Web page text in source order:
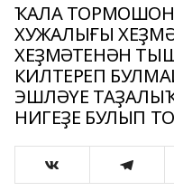
ҠАЛА
ХУЖАЛЫҒЫ
ХЕҘМӘТЕНӘН
КИЛТЕРЕП
ЭШЛӘҮЕ
НИГЕҘЕ БУЛЫП